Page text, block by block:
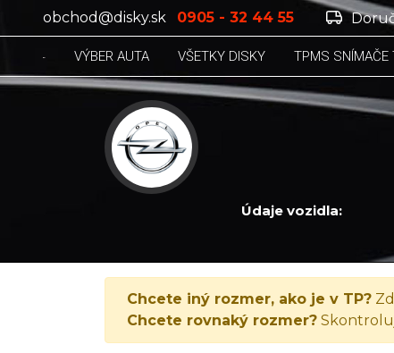
obchod@disky.sk 0905 - 32 44 55
VÝBER AUTA VŠETKY DISKY TPMS SNÍMAČE
Údaje vozidla:
OPEL ZAFIRA, Zafira Tourer 2.0
Chcete iný rozmer, ako je v TP?
Chcete rovnaký rozmer?